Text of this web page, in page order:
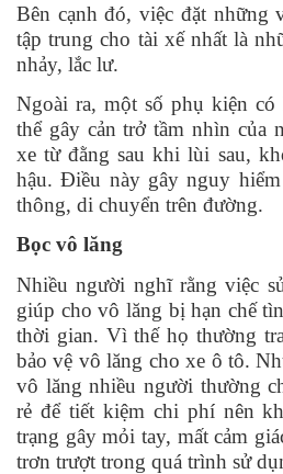
Bên cạnh đó, việc đặt những
tập trung cho tài xế nhất là
nhảy, lắc lư.
Ngoài ra, một số phụ kiện
thể gây cản trở tầm nhìn của
xe từ đằng sau khi lùi sau,
hậu. Điều này gây nguy
thông, di chuyển trên đường.
Bọc vô lăng
Nhiều người nghĩ rằng việc
giúp cho vô lăng bị hạn chế
thời gian. Vì thế họ thường
bảo vệ vô lăng cho xe ô tô.
vô lăng nhiều người thường
rẻ để tiết kiệm chi phí nên
trạng gây mỏi tay, mất cảm
trơn trượt trong quá trình sử